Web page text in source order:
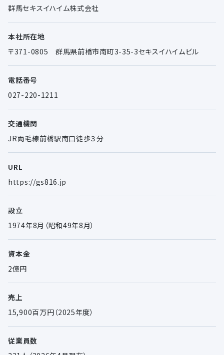
群馬セキスイハイム株式会社
本社所在地
〒371-0805 群馬県前橋市南町3-35-3セキスイハイムビル
電話番号
027-220-1211
交通機関
JR両毛線前橋駅南口徒歩３分
URL
https://gs816.jp
設立
1974年8月（昭和49年8月）
資本金
2億円
売上
15,900百万円（2025年度）
従業員数